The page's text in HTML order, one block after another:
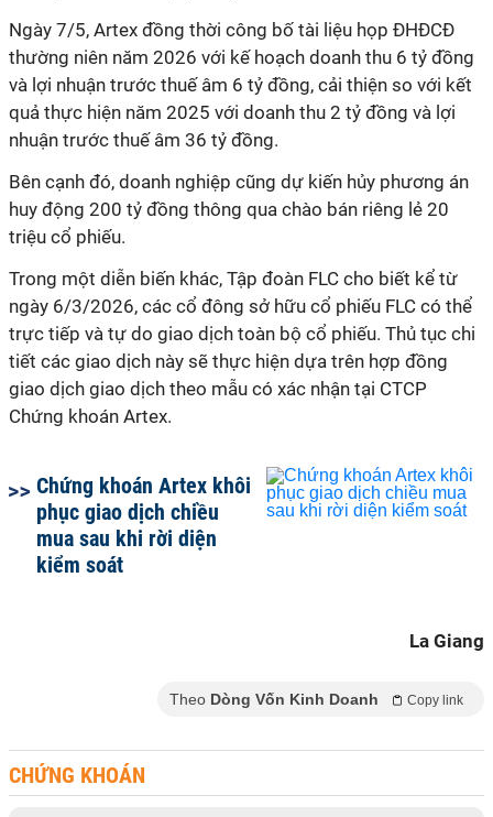
Ngày 7/5, Artex đồng thời công bố tài liệu họp ĐHĐCĐ
thường niên năm 2026 với kế hoạch doanh thu 6 tỷ đồng
và lợi nhuận trước thuế âm 6 tỷ đồng, cải thiện so với kết
quả thực hiện năm 2025 với doanh thu 2 tỷ đồng và lợi
nhuận trước thuế âm 36 tỷ đồng.
Bên cạnh đó, doanh nghiệp cũng dự kiến hủy phương án
huy động 200 tỷ đồng thông qua chào bán riêng lẻ 20
triệu cổ phiếu.
Trong một diễn biến khác, Tập đoàn FLC cho biết kể từ
ngày 6/3/2026, các cổ đông sở hữu cổ phiếu FLC có thể
trực tiếp và tự do giao dịch toàn bộ cổ phiếu. Thủ tục chi
tiết các giao dịch này sẽ thực hiện dựa trên hợp đồng
giao dịch giao dịch theo mẫu có xác nhận tại CTCP
Chứng khoán Artex.
Chứng khoán Artex khôi
phục giao dịch chiều
mua sau khi rời diện
kiểm soát
La Giang
Theo Dòng Vốn Kinh Doanh Copy link
CHỨNG KHOÁN